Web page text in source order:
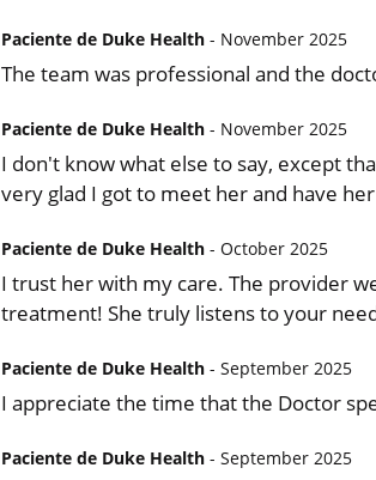
Paciente de Duke Health - November 2025
The team was professional and the
Paciente de Duke Health - November 2025
I don't know what else to say, except
very glad I got to meet her and have
Paciente de Duke Health - October 2025
I trust her with my care. The provider
treatment! She truly listens to your
Paciente de Duke Health - September 2025
I appreciate the time that the Doctor
Paciente de Duke Health - September 2025